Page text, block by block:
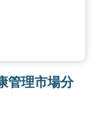
管理市場分